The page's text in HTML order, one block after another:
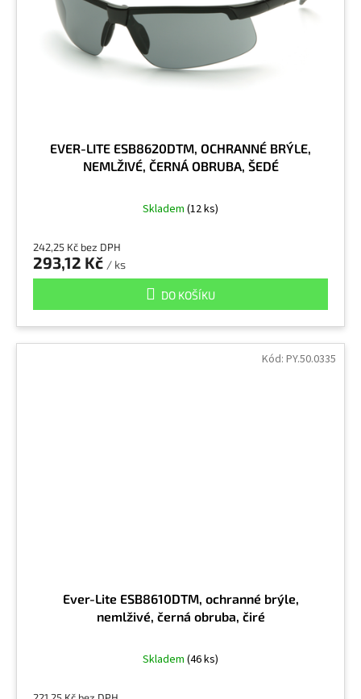
EVER-LITE ESB8620DTM, OCHRANNÉ BRÝLE,
NEMLŽIVÉ, ČERNÁ OBRUBA, ŠEDÉ
Skladem (12 ks)
242,25 Kč bez DPH
293,12 Kč / ks
DO KOŠÍKU
Ever-Lite ESB8610DTM, ochranné brýle,
nemlživé, černá obruba, čiré
Skladem (46 ks)
Kód: PY.50.0335